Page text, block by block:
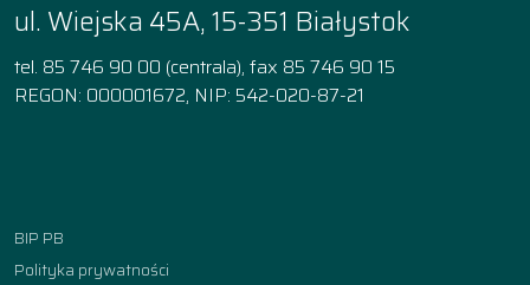
ul. Wiejska 45A, 15-351 Białystok
tel. 85 746 90 00 (centrala), fax 85 746 90 15
REGON: 000001672, NIP: 542-020-87-21
BIP PB
Polityka prywatności